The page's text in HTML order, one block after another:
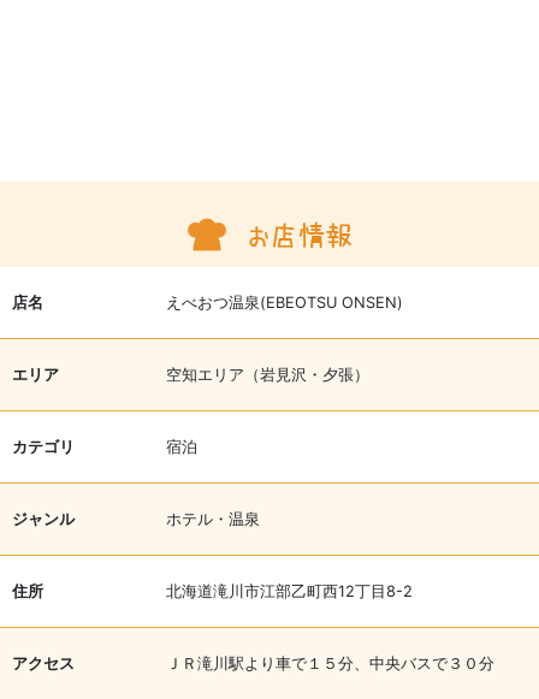
店名 えべおつ温泉(EBEOTSU ONSEN)
エリア 空知エリア（岩見沢・夕張）
カテゴリ 宿泊
ジャンル ホテル・温泉
住所 北海道滝川市江部乙町西12丁目8-2
アクセス ＪＲ滝川駅より車で１５分、中央バスで３０分